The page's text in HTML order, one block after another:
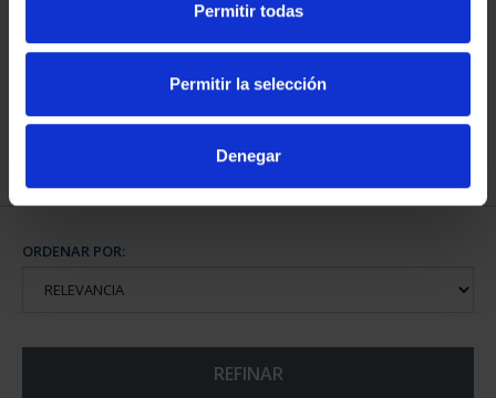
Permitir todas
Permitir la selección
Denegar
PATRIMONIO DE LA
HU...
Sólo para usuarios
DE LA HUMANIDAD
COLE...
ORDENAR POR:
REFINAR